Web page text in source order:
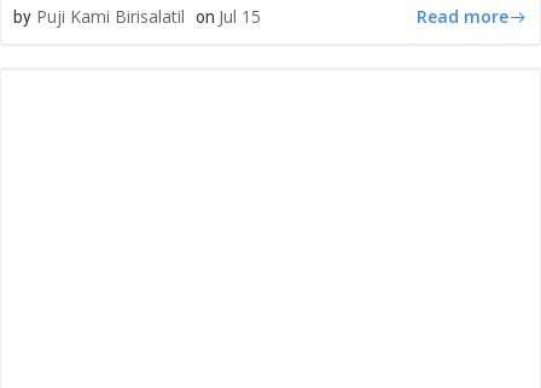
by Puji Kami Birisalatil on Jul 15 Read more